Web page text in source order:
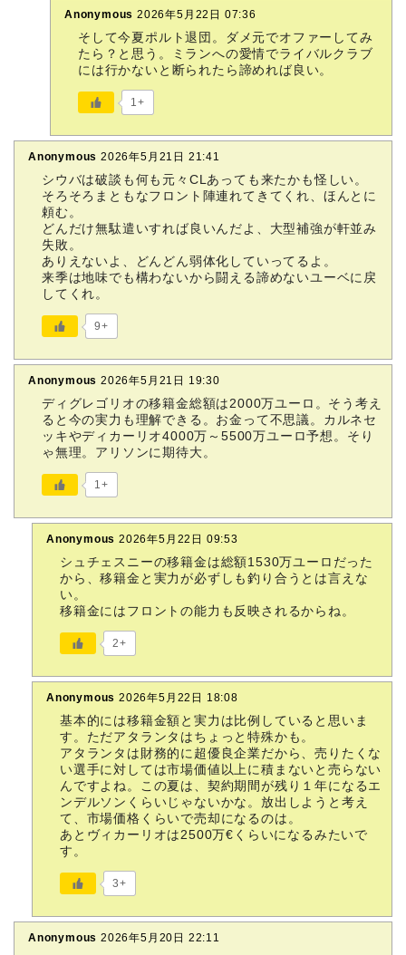
Anonymous 2026年5月22日 07:36
そして今夏ポルト退団。ダメ元でオファーしてみ
たら？と思う。ミランへの愛情でライバルクラブ
には行かないと断られたら諦めれば良い。
1+
Anonymous 2026年5月21日 21:41
シウバは破談も何も元々CLあっても来たかも怪しい。
そろそろまともなフロント陣連れてきてくれ、ほんとに
頼む。
どんだけ無駄遣いすれば良いんだよ、大型補強が軒並み
失敗。
ありえないよ、どんどん弱体化していってるよ。
来季は地味でも構わないから闘える諦めないユーベに戻
してくれ。
9+
Anonymous 2026年5月21日 19:30
ディグレゴリオの移籍金総額は2000万ユーロ。そう考え
ると今の実力も理解できる。お金って不思議。カルネセ
ッキやディカーリオ4000万～5500万ユーロ予想。そり
ゃ無理。アリソンに期待大。
1+
Anonymous 2026年5月22日 09:53
シュチェスニーの移籍金は総額1530万ユーロだった
から、移籍金と実力が必ずしも釣り合うとは言えな
い。
移籍金にはフロントの能力も反映されるからね。
2+
Anonymous 2026年5月22日 18:08
基本的には移籍金額と実力は比例していると思いま
す。ただアタランタはちょっと特殊かも。
アタランタは財務的に超優良企業だから、売りたくな
い選手に対しては市場価値以上に積まないと売らない
んですよね。この夏は、契約期間が残り１年になるエ
ンデルソンくらいじゃないかな。放出しようと考え
て、市場価格くらいで売却になるのは。
あとヴィカーリオは2500万€くらいになるみたいで
す。
3+
Anonymous 2026年5月20日 22:11